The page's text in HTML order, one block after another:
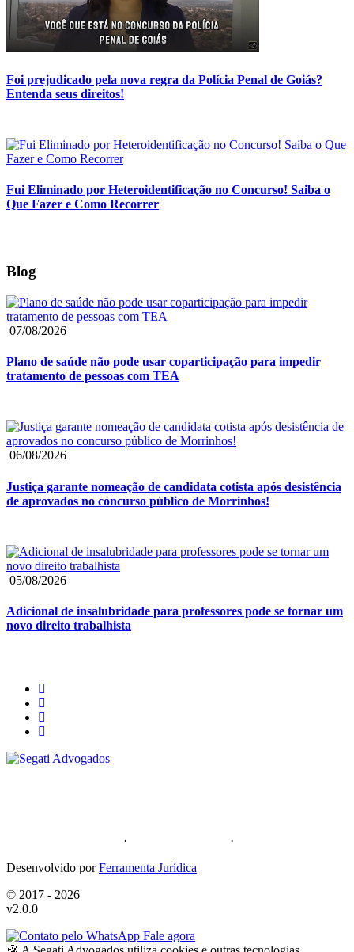
Foi prejudicado pela nova regra da Polícia Penal de Goiás?
Entenda seus direitos!
Fui Eliminado por Heteroidentificação no Concurso! Saiba o
Que Fazer e Como Recorrer
Blog
07/08/2026
Plano de saúde não pode usar coparticipação para impedir
tratamento de pessoas com TEA
06/08/2026
Justiça garante nomeação de candidata cotista após desistência
de aprovados no concurso público de Morrinhos!
05/08/2026
Adicional de insalubridade para professores pode se tornar um
novo direito trabalhista
· ·
Desenvolvido porFerramenta Jurídica |
© 2017 - 2026
v2.0.0
Fale agora